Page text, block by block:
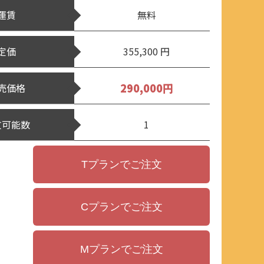
賃 無料
価 355,300 円
価格 290,000円
能数 1